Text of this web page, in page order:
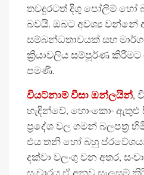
තවදුරටත් දිගු පෝලිම් හෝ
බවයි. ඔබට අවශ්‍ය වන්නේ
සම්බන්ධතාවයක් සහ
ක්‍රියාවලිය සම්පූර්ණ
පමණි.
වියට්නාම් වීසා ඔන්ලයින්,
හැඳින්වේ, හොංකොං
ප්‍රදේශ වල ගමන් බලපත්‍ර
එය තනි හෝ බහු
දක්වා වලංගු වන අතර,
සංචාරය ඒ අනුව සැලසුම්